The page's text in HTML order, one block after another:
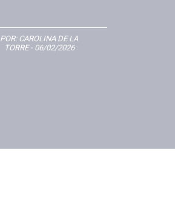
POR: CAROLINA DE LA
TORRE- 06/02/2026